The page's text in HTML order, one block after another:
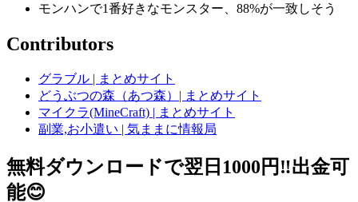
モンハンで1番好きなモンスター、88%が一致しそう
Contributors
グラブル | まとめサイト
どうぶつの森（あつ森）| まとめサイト
マイクラ(MineCraft) | まとめサイト
副業,お小遣い | 気ままに情報局
無料ダウンロードで翌日1000円‼️出金可
能😊